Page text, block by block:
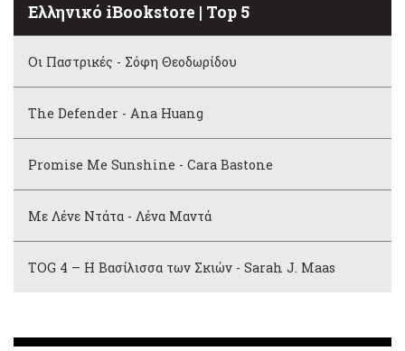
Ελληνικό iBookstore | Top 5
Οι Παστρικές - Σόφη Θεοδωρίδου
The Defender - Ana Huang
Promise Me Sunshine - Cara Bastone
Με Λένε Ντάτα - Λένα Μαντά
TOG 4 – Η Βασίλισσα των Σκιών - Sarah J. Maas